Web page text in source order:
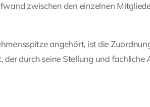
zwischen den einzelnen
angehört, ist die
der durch seine Stellung und